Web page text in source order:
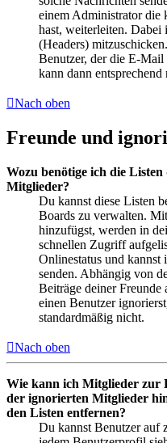
einem Administrator die
hast, weiterleiten.
(Headers)
Benutzer, der die E-
kann dann entsprechend
Nach oben
Freunde und
Wozu benötige ich die
Mitglieder?
Du kannst diese Listen
Boards zu verwalten.
hinzufügst, werden in
schnellen Zugriff
Onlinestatus und kannst
senden. Abhängig von
Beiträge deiner Freunde
einen Benutzer
standardmäßig nicht.
Nach oben
Wie kann ich Mitglieder zur
der ignorierten Mitglieder
den Listen entfernen?
Du kannst Benutzer auf